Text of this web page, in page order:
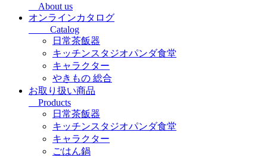
About us
オンラインカタログ
Catalog
日常茶飯器
キッチンスタジオパンダ食堂
キャラクター
やきもの 総合
お取り扱い商品
Products
日常茶飯器
キッチンスタジオパンダ食堂
キャラクター
ごはん鍋